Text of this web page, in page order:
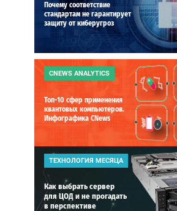
Почему соответствие
стандартам не гарантирует
защиту от киберугроз
CNEWS ANALYTICS
Топ-10 сфер применения
квантовых компьютеров.
Инфографика CNews
ТЕХНОЛОГИЯ МЕСЯЦА
Как выбрать сервер
для ЦОД и не прогадать
в перспективе